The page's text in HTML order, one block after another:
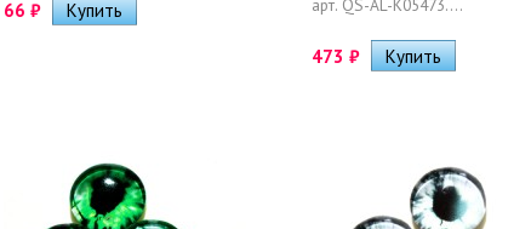
66 ₽
арт. QS-AL-K05473....
473 ₽